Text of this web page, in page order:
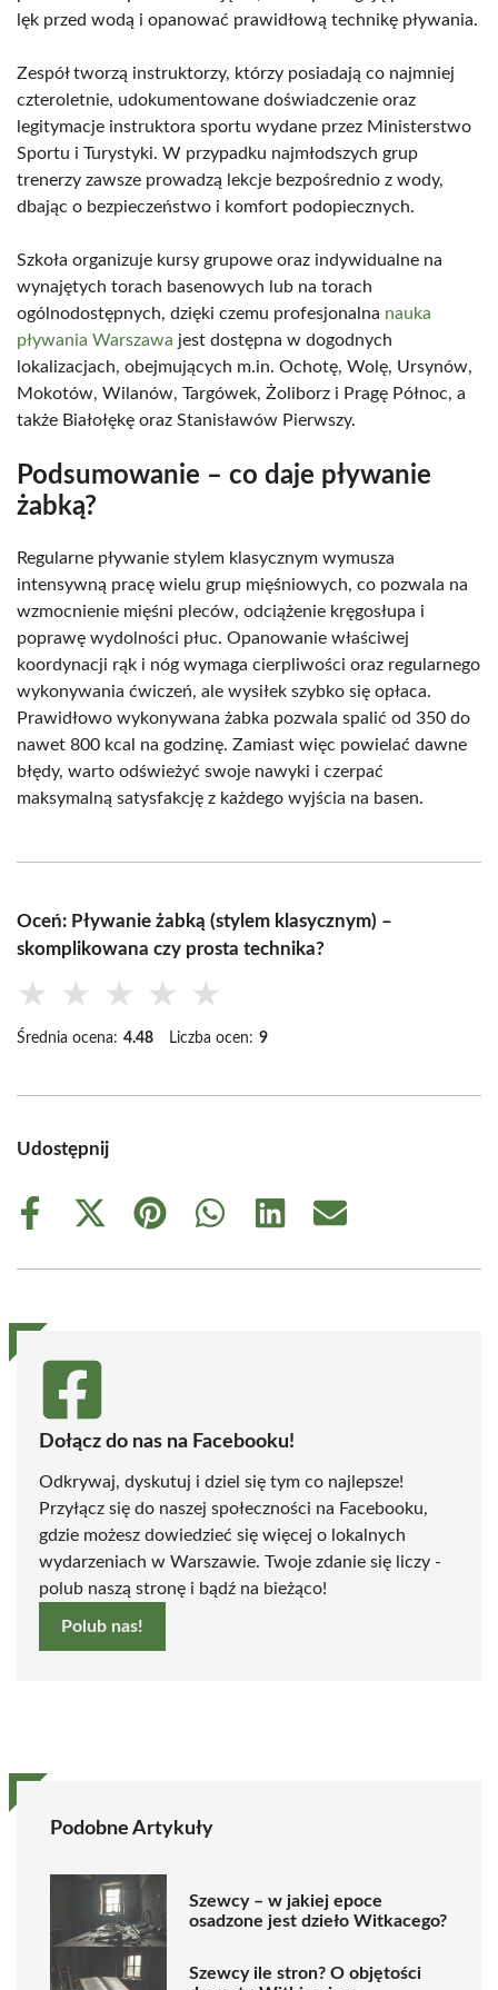
lęk przed wodą i opanować prawidłową technikę pływania.
Zespół tworzą instruktorzy, którzy posiadają co najmniej
czteroletnie, udokumentowane doświadczenie oraz
legitymacje instruktora sportu wydane przez Ministerstwo
Sportu i Turystyki. W przypadku najmłodszych grup
trenerzy zawsze prowadzą lekcje bezpośrednio z wody,
dbając o bezpieczeństwo i komfort podopiecznych.
Szkoła organizuje kursy grupowe oraz indywidualne na
wynajętych torach basenowych lub na torach
ogólnodostępnych, dzięki czemu profesjonalna nauka
pływania Warszawa jest dostępna w dogodnych
lokalizacjach, obejmujących m.in. Ochotę, Wolę, Ursynów,
Mokotów, Wilanów, Targówek, Żoliborz i Pragę Północ, a
także Białołękę oraz Stanisławów Pierwszy.
Podsumowanie – co daje pływanie
żabką?
Regularne pływanie stylem klasycznym wymusza
intensywną pracę wielu grup mięśniowych, co pozwala na
wzmocnienie mięśni pleców, odciążenie kręgosłupa i
poprawę wydolności płuc. Opanowanie właściwej
koordynacji rąk i nóg wymaga cierpliwości oraz regularnego
wykonywania ćwiczeń, ale wysiłek szybko się opłaca.
Prawidłowo wykonywana żabka pozwala spalić od 350 do
nawet 800 kcal na godzinę. Zamiast więc powielać dawne
błędy, warto odświeżyć swoje nawyki i czerpać
maksymalną satysfakcję z każdego wyjścia na basen.
Oceń: Pływanie żabką (stylem klasycznym) –
skomplikowana czy prosta technika?
★ ★ ★ ★ ★
Średnia ocena: 4.48 Liczba ocen: 9
Udostępnij
Share
Share
(Twitter)
Share
Share
Share
Share
Dołącz do nas na Facebooku!
Odkrywaj, dyskutuj i dziel się tym co najlepsze!
Przyłącz się do naszej społeczności na Facebooku,
gdzie możesz dowiedzieć się więcej o lokalnych
wydarzeniach w Warszawie. Twoje zdanie się liczy -
polub naszą stronę i bądź na bieżąco!
Polub nas!
Podobne Artykuły
Szewcy – w jakiej epoce
osadzone jest dzieło Witkacego?
Szewcy ile stron? O objętości